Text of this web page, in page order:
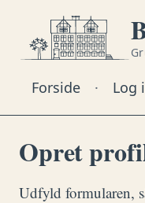
Forside · Log
Opret
Udfyld formularen,